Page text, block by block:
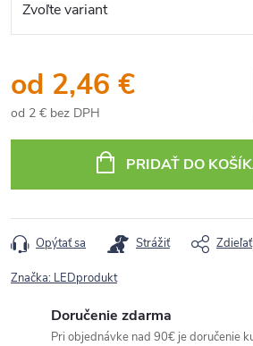
od 2,46 €
od 2 € bez DPH
cena:
PRIDAŤ DO
Opýtať sa Strážiť Zdieľať
Značka: LEDprodukt
Doručenie zdarma
Pri objednávke nad 90€ je doručenie